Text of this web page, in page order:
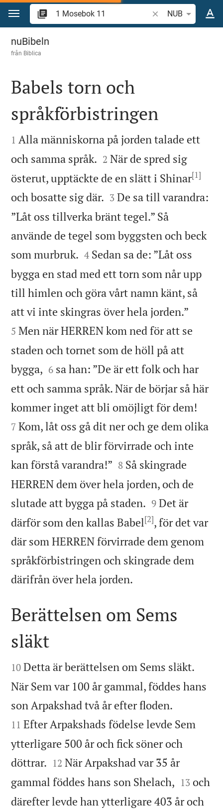
Hoppa till innehåll
Sök bibelvers eller
NUB
1 Mosebok 11
nuBibeln
från Biblica

Babels torn och
språkförbistringen

1 Alla människorna på jorden talade ett
och samma språk. 

2 När de spred sig
österut, upptäckte de en slätt i Shinar[1]
och bosatte sig där. 

3 De sa till varandra:
”Låt oss tillverka bränt tegel.” Så
använde de tegel som byggsten och beck
som murbruk. 

4 Sedan sa de: ”Låt oss
bygga en stad med ett torn som når upp
till himlen och göra vårt namn känt, så
att vi inte skingras över hela jorden.”
5 Men när HERREN kom ned för att se
staden och tornet som de höll på att
bygga, 

6 sa han: ”De är ett folk och har
ett och samma språk. När de börjar så här
kommer inget att bli omöjligt för dem!
7 Kom, låt oss gå dit ner och ge dem olika
språk, så att de blir förvirrade och inte
kan förstå varandra!” 

8 Så skingrade
HERREN dem över hela jorden, och de
slutade att bygga på staden. 

9 Det är
därför som den kallas Babel[2], för det var
där som HERREN förvirrade dem genom
språkförbistringen och skingrade dem
därifrån över hela jorden.

Berättelsen om Sems
släkt

10 Detta är berättelsen om Sems släkt.
När Sem var 100 år gammal, föddes hans
son Arpakshad två år efter floden.
11 Efter Arpakshads födelse levde Sem
ytterligare 500 år och fick söner och
döttrar. 

12 När Arpakshad var 35 år
gammal föddes hans son Shelach, 

13 och
därefter levde han ytterligare 403 år och